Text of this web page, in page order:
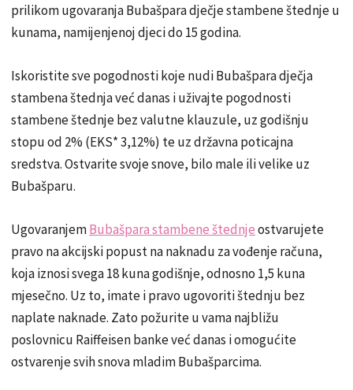
prilikom ugovaranja Bubašpara dječje stambene štednje u
kunama, namijenjenoj djeci do 15 godina.
Iskoristite sve pogodnosti koje nudi Bubašpara dječja
stambena štednja već danas i uživajte pogodnosti
stambene štednje bez valutne klauzule, uz godišnju
stopu od 2% (EKS* 3,12%) te uz državna poticajna
sredstva. Ostvarite svoje snove, bilo male ili velike uz
Bubašparu.
UgovaranjemBubašpara stambene štednjeostvarujete
pravo na akcijski popust na naknadu za vođenje računa,
koja iznosi svega 18 kuna godišnje, odnosno 1,5 kuna
mjesečno. Uz to, imate i pravo ugovoriti štednju bez
naplate naknade. Zato požurite u vama najbližu
poslovnicu Raiffeisen banke već danas i omogućite
ostvarenje svih snova mladim Bubašparcima.